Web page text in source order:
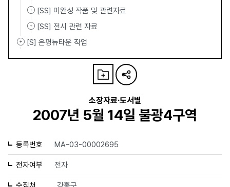
[SS] 미완성 작품 및 관련자료
[SS] 전시 관련 자료
[S] 은평뉴타운 작업
소장자료·도서별
2007년 5월 14일 불광4구역
등록번호 MA-03-00002695
전자여부 전자